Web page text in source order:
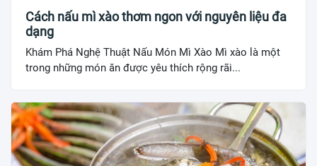
Cách nấu mì xào thơm ngon với nguyên liệu đa
dạng
Khám Phá Nghệ Thuật Nấu Món Mì Xào Mì xào là một
trong những món ăn được yêu thích rộng rãi...